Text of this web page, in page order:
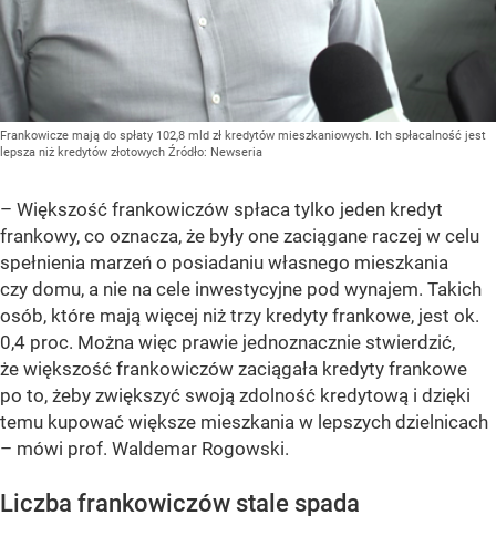
Frankowicze mają do spłaty 102,8 mld zł kredytów mieszkaniowych. Ich spłacalność jest
lepsza niż kredytów złotowych Źródło: Newseria
– Większość frankowiczów spłaca tylko jeden kredyt
frankowy, co oznacza, że były one zaciągane raczej w celu
spełnienia marzeń o posiadaniu własnego mieszkania
czy domu, a nie na cele inwestycyjne pod wynajem. Takich
osób, które mają więcej niż trzy kredyty frankowe, jest ok.
0,4 proc. Można więc prawie jednoznacznie stwierdzić,
że większość frankowiczów zaciągała kredyty frankowe
po to, żeby zwiększyć swoją zdolność kredytową i dzięki
temu kupować większe mieszkania w lepszych dzielnicach
– mówi prof. Waldemar Rogowski.
Liczba frankowiczów stale spada